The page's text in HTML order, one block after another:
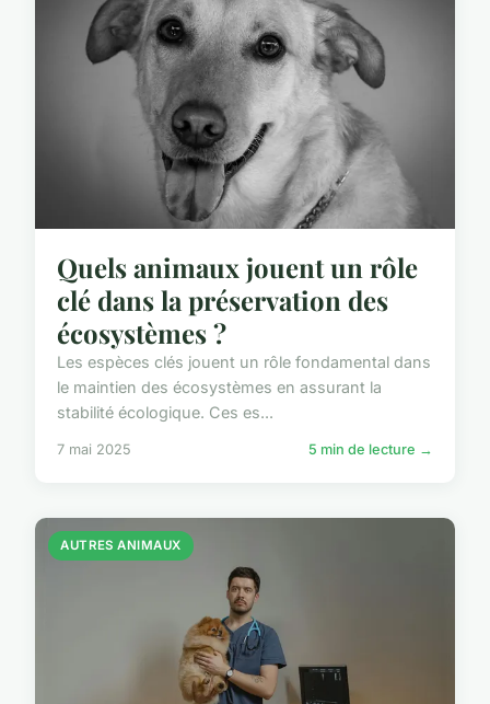
Quels animaux jouent un rôle
clé dans la préservation des
écosystèmes ?
Les espèces clés jouent un rôle fondamental dans
le maintien des écosystèmes en assurant la
stabilité écologique. Ces es...
7 mai 2025 5 min de lecture →
AUTRES ANIMAUX